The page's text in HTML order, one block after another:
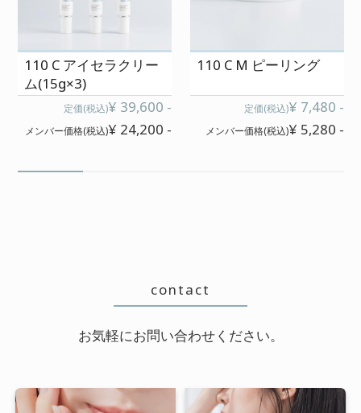
110 C アイセラクリー
ム(15g×3)
定価(税込)¥ 39,600 -
メンバー価格(税込)¥ 24,200 -
110 C M ピーリング
定価(税込)¥ 7,480 -
メンバー価格(税込)¥ 5,280 -
contact
お気軽にお問い合わせください。